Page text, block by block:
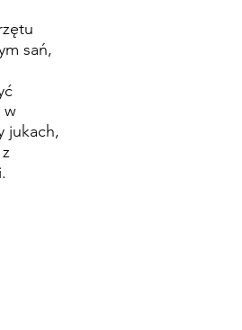
sań,
w
jukach,